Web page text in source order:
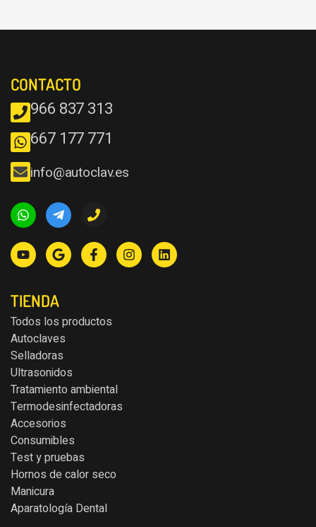
CONTACTO
966 837 313
667 177 771
info@autoclav.es
TIENDA
Todos los productos
Autoclaves
Selladoras
Ultrasonidos
Tratamiento ambiental
Termodesinfectadoras
Accesorios
Consumibles
Test y pruebas
Hornos de calor seco
Manicura
Aparatología Dental